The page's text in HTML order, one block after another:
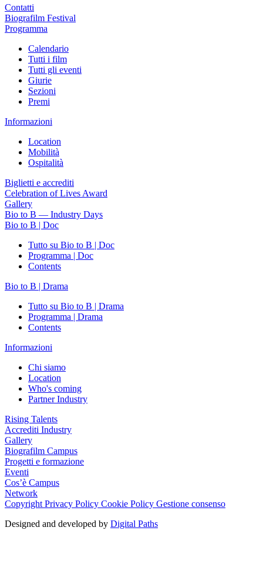
Contatti
Biografilm Festival
Programma
Calendario
Tutti i film
Tutti gli eventi
Giurie
Sezioni
Premi
Informazioni
Location
Mobilità
Ospitalità
Biglietti e accrediti
Celebration of Lives Award
Gallery
Bio to B — Industry Days
Bio to B | Doc
Tutto su Bio to B | Doc
Programma | Doc
Contents
Bio to B | Drama
Tutto su Bio to B | Drama
Programma | Drama
Contents
Informazioni
Chi siamo
Location
Who's coming
Partner Industry
Rising Talents
Accrediti Industry
Gallery
Biografilm Campus
Progetti e formazione
Eventi
Cos’è Campus
Network
Copyright Privacy Policy Cookie Policy Gestione consenso
Designed and developed by Digital Paths